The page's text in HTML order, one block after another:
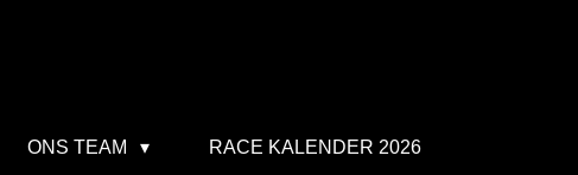
ONS TEAM RACE KALENDER 2026